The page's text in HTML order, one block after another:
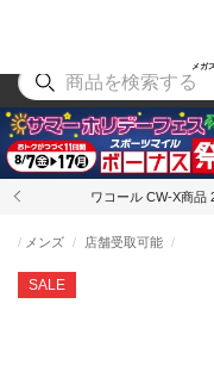
メガ
アウ
ワコール CW-X商品
SALE
メンズ 店舗受取可能